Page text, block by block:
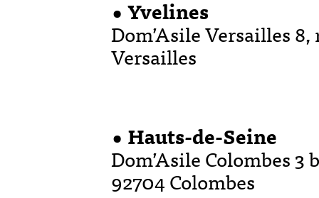
• Yvelines
Dom’Asile Versailles
Versailles
• Hauts-de-Seine
Dom’Asile Colombes
92704 Colombes